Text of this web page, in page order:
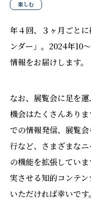
楽しむ
年４回、３ヶ月ごと
ンダー」。2024年10
情報をお届けします。
なお、展覧会に足を
機会はたくさんあり
での情報発信、展覧
行など、さまざまな
の機能を拡張してい
実させる知的コンテ
いただければ幸いです。